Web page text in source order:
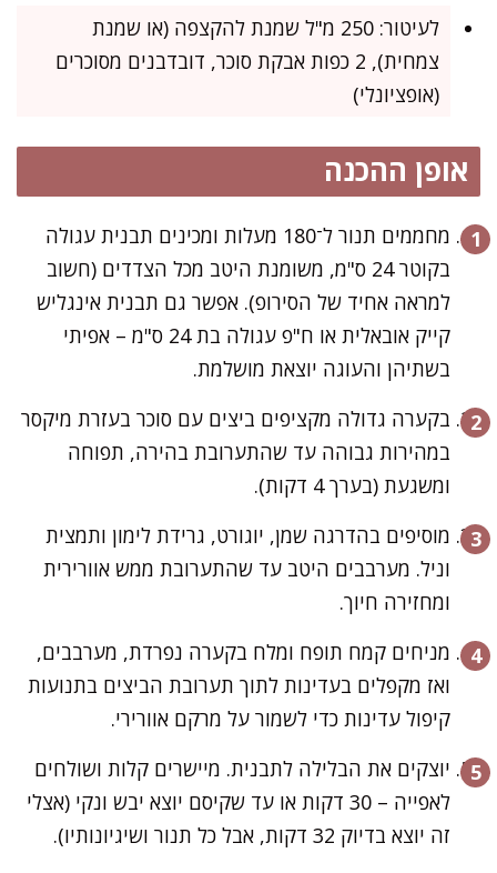
לעיטור: 250 מ"ל שמנת להקצפה (או שמנת
צמחית), 2 כפות אבקת סוכר, דובדבנים מסוכרים
(אופציונלי)
אופן ההכנה
מחממים תנור ל־180 מעלות ומכינים תבנית עגולה
בקוטר 24 ס"מ, משומנת היטב מכל הצדדים (חשוב
למראה אחיד של הסירופ). אפשר גם תבנית אינגליש
קייק אובאלית או ח"פ עגולה בת 24 ס"מ – אפיתי
בשתיהן והעוגה יוצאת מושלמת.
בקערה גדולה מקציפים ביצים עם סוכר בעזרת מיקסר
במהירות גבוהה עד שהתערובת בהירה, תפוחה
ומשגעת (בערך 4 דקות).
מוסיפים בהדרגה שמן, יוגורט, גרידת לימון ותמצית
וניל. מערבבים היטב עד שהתערובת ממש אוורירית
ומחזירה חיוך.
מניחים קמח תופח ומלח בקערה נפרדת, מערבבים,
ואז מקפלים בעדינות לתוך תערובת הביצים בתנועות
קיפול עדינות כדי לשמור על מרקם אוורירי.
יוצקים את הבלילה לתבנית. מיישרים קלות ושולחים
לאפייה – 30 דקות או עד שקיסם יוצא יבש ונקי (אצלי
זה יוצא בדיוק 32 דקות, אבל כל תנור ושיגיונותיו).